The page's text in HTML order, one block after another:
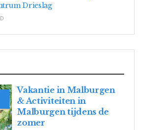
Drieslag
Vakantie in Malburgen
& Activiteiten in
Malburgen tijdens de
zomer